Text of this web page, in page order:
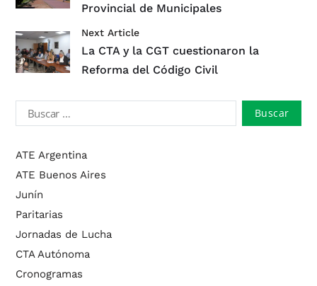
Provincial de Municipales
Next Article
La CTA y la CGT cuestionaron la
Reforma del Código Civil
ATE Argentina
ATE Buenos Aires
Junín
Paritarias
Jornadas de Lucha
CTA Autónoma
Cronogramas